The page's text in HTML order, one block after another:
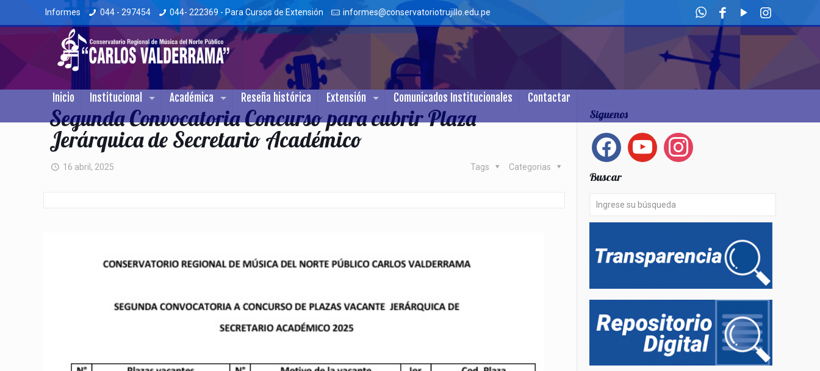
Informes 044 - 297454 044- 222369 - Para Cursos de Extensión informes@conservatoriotrujillo.edu.pe
Inicio Institucional Académica Reseña histórica Extensión Comunicados Institucionales Contactar
Segunda Convocatoria Concurso para cubrir Plaza
Jerárquica de Secretario Académico
16 abril, 2025 Categorias
Tags
Siguenos
facebook youtube instagram
Buscar